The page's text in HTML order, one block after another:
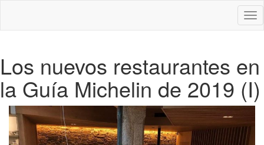
Los nuevos restaurantes en
la Guía Michelin de 2019 (I)